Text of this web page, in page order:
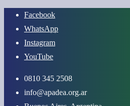
Saltar
contenido
Facebook
WhatsApp
Instagram
YouTube
0810 345 2508
info@apadea.org.ar